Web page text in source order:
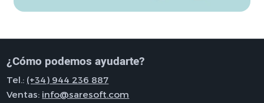
¿Cómo podemos ayudarte?
Tel.: (+34) 944 236 887
Ventas: info@saresoft.com